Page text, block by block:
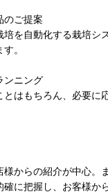
のご提案
培を自動化する栽培
。
ンニング
はもちろん、必要に
様からの紹介が中心。
に把握し、お客様か